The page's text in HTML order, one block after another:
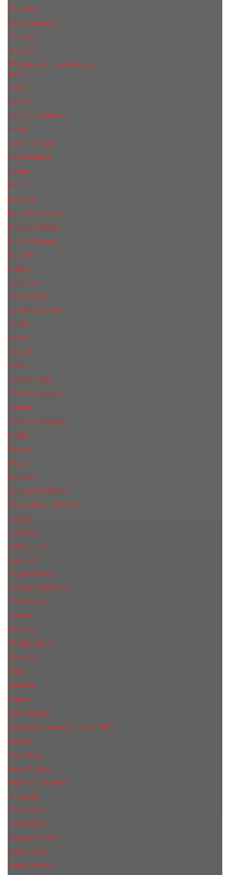
Nina Ricci
Paco Rabanne
Trussardi
Versace
Женская парфюмерия
Ajmal
Alaia
Annifen
Antonio Banderas
Armaf
Ariana Grande
Armand Basi
Azzaro
Benefit
Beyonce
Bond № 9 unisex
Bottega Veneta
Britney Spears
Burberry
Bvlgari
Cacharel
Calvin Klein
Carolina Herrera
Cartier
Cerruti
Сhanеl
Chloe
Christian Dior
Christina Aguilera
Сliniquе
Costume National
Creed
Davidoff
Diesel
Diptyque
Дольче & Габбана
Donna Karan (DKNY)
Dupont
Eisenberg
Еsteе Lаudеr
Elie Saab
Elizabeth Arden
Escentric Molecules
Emilio Pucci
Escada
Ex Nihilo
Giorgio Armani
Givenchy
Gucci
Guerlain
Guess
Guy Laroche
Haute Fragrance Company HFC
Hermes
Hugo Boss
Issey Miyake
Jean Paul Gaultier
Jil Sander
Jimmi Choo
Jое Malоnе
Joaquin Cortes
John Galliano
John Richmond